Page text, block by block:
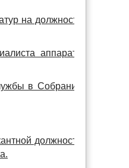
на должность
аппарата
в Собрании
должности